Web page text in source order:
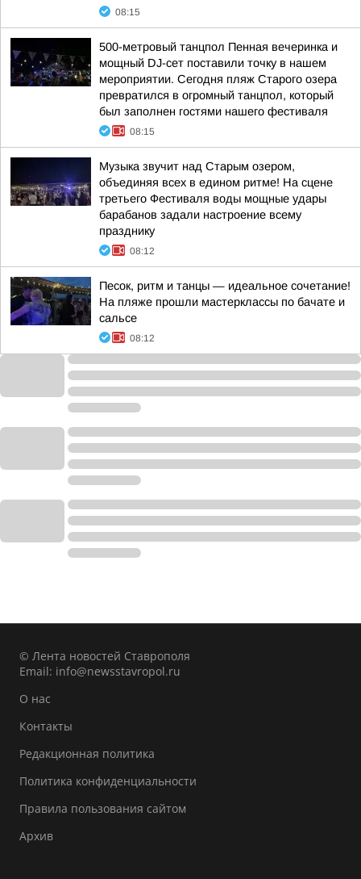
08:15
500-метровый танцпол Пенная вечеринка и
мощный DJ-сет поставили точку в нашем
мероприятии. Сегодня пляж Старого озера
превратился в огромный танцпол, который
был заполнен гостями нашего фестиваля
08:15
Музыка звучит над Старым озером,
объединяя всех в едином ритме! На сцене
третьего Фестиваля воды мощные удары
барабанов задали настроение всему
празднику
08:12
Песок, ритм и танцы — идеальное сочетание!
На пляже прошли мастерклассы по бачате и
сальсе
08:12
© Лента новостей Ставрополя
Email: info@newsstavropol.ru
О нас
Контакты
Редакционная политика
Политика конфиденциальности
Правила пользования сайтом
Архив